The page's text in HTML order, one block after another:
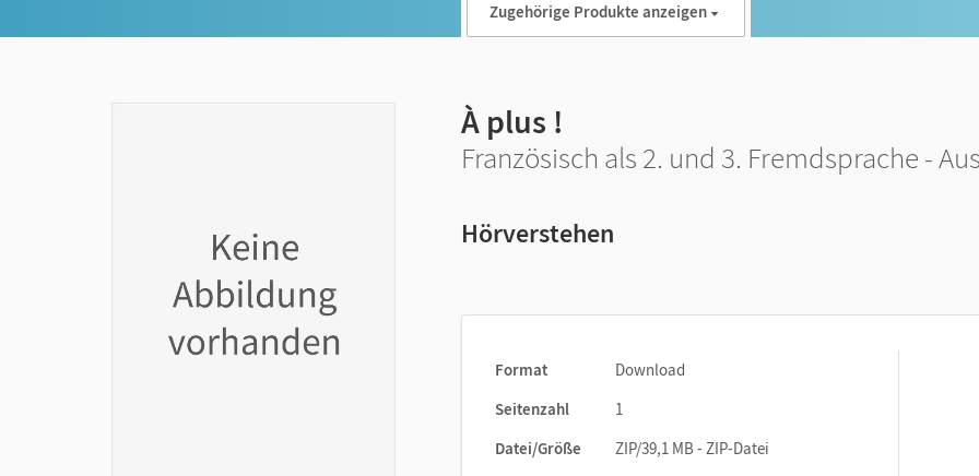
Zugehörige Produkte anzeigen
À plus !
Französisch als 2. und 3. Fremdsprache -
Hörverstehen
Format
Download
Seitenzahl
1
Datei/Größe
ZIP/39,1 MB - ZIP-Datei